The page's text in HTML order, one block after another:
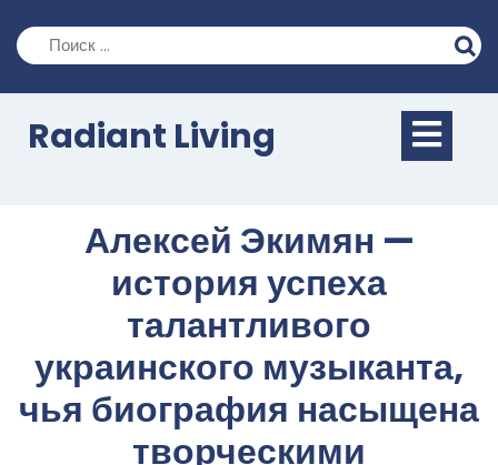
содержимому
Radiant Living
Алексей Экимян —
история успеха
талантливого
украинского музыканта,
чья биография насыщена
творческими